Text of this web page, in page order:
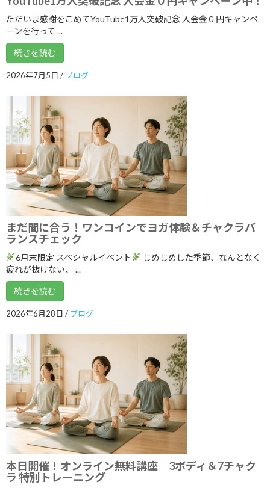
2026年3月
2026年2月
2026年1月
2025年12月
2025年10月
2025年9月
2025年8月
2025年7月
2025年6月
2025年5月
2025年4月
2025年3月
2025年2月
2025年1月
2024年11月
2024年10月
2024年9月
2024年8月
2024年7月
2024年6月
2024年5月
ただいま感謝をこめてYouTube1万人突破記念 入会金０円キャンペ
ーンを行って ...
続きを読む
2026年7月5日 / ブログ
まだ間に合う！ワンコインでヨガ体験＆チャクラバ
ランスチェック
6月末限定 スペシャルイベント
じめじめした季節、なんとなく
疲れが抜けない、 ...
続きを読む
2026年6月28日 / ブログ
本日開催！オンライン無料講座 3ボディ＆7チャク
ラ 特別トレーニング